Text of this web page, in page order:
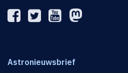
Astronieuwsbrief